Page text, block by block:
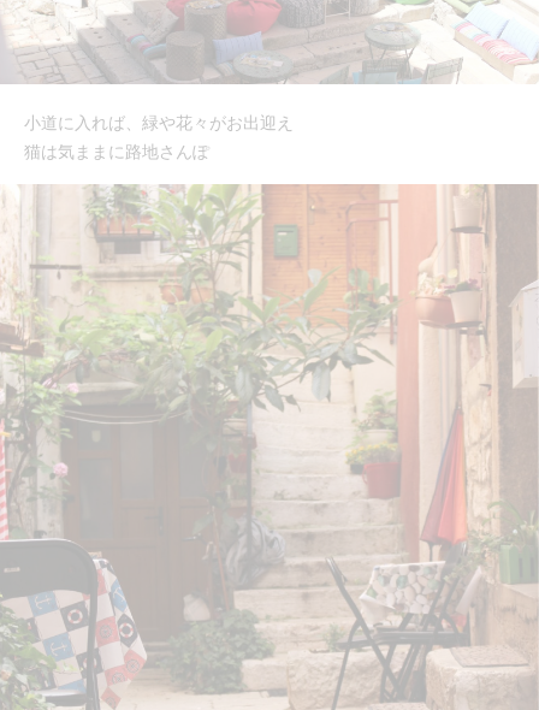
小道に入れば、緑や花々がお出迎え
猫は気ままに路地さんぽ